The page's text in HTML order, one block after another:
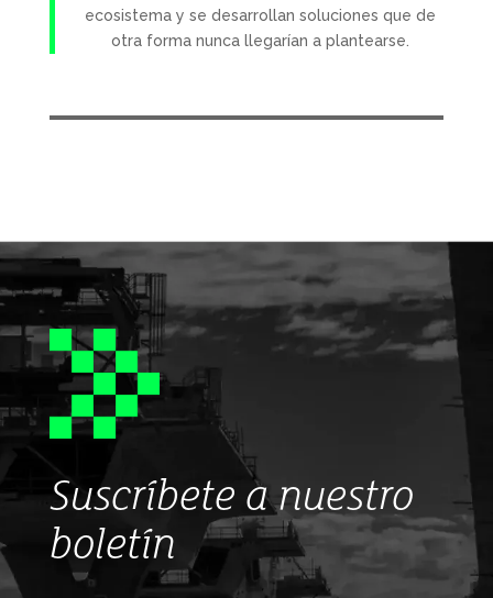
ecosistema y se desarrollan soluciones que de
otra forma nunca llegarían a plantearse.
Suscríbete a nuestro
boletín